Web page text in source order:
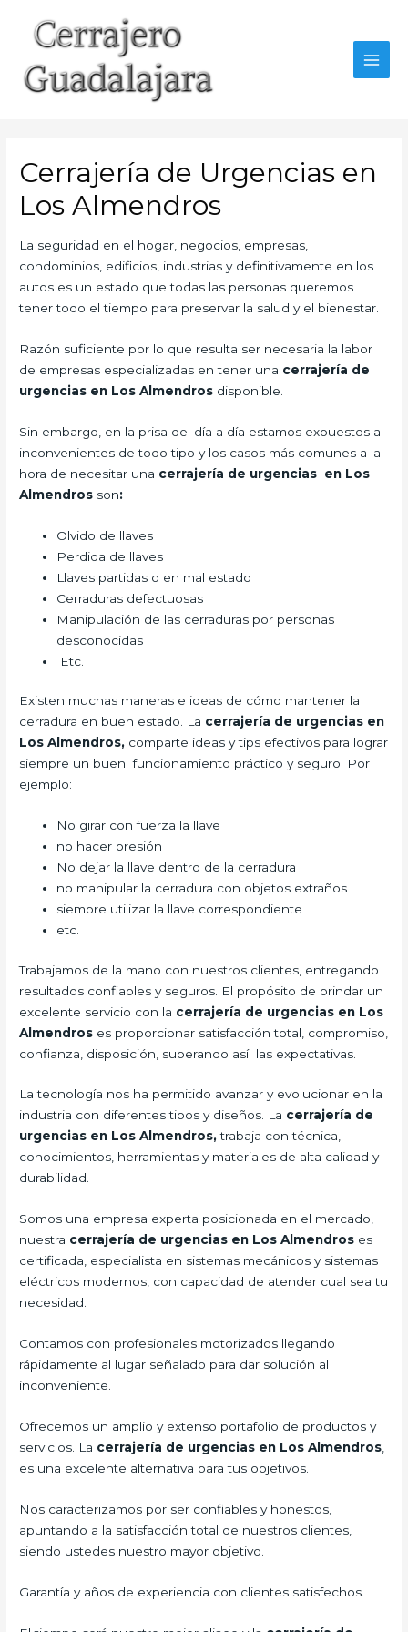
contenido
Cerrajería de Urgencias en
Los Almendros
La seguridad en el hogar, negocios, empresas,
condominios, edificios, industrias y definitivamente en los
autos es un estado que todas las personas queremos
tener todo el tiempo para preservar la salud y el bienestar.
Razón suficiente por lo que resulta ser necesaria la labor
de empresas especializadas en tener una cerrajería de
urgencias en Los Almendros disponible.
Sin embargo, en la prisa del día a día estamos expuestos a
inconvenientes de todo tipo y los casos más comunes a la
hora de necesitar una cerrajería de urgencias en Los
Almendros son:
Olvido de llaves
Perdida de llaves
Llaves partidas o en mal estado
Cerraduras defectuosas
Manipulación de las cerraduras por personas
desconocidas
Etc.
Existen muchas maneras e ideas de cómo mantener la
cerradura en buen estado. La cerrajería de urgencias en
Los Almendros, comparte ideas y tips efectivos para lograr
siempre un buen funcionamiento práctico y seguro. Por
ejemplo:
No girar con fuerza la llave
no hacer presión
No dejar la llave dentro de la cerradura
no manipular la cerradura con objetos extraños
siempre utilizar la llave correspondiente
etc.
Trabajamos de la mano con nuestros clientes, entregando
resultados confiables y seguros. El propósito de brindar un
excelente servicio con la cerrajería de urgencias en Los
Almendros es proporcionar satisfacción total, compromiso,
confianza, disposición, superando así las expectativas.
La tecnología nos ha permitido avanzar y evolucionar en la
industria con diferentes tipos y diseños. La cerrajería de
urgencias en Los Almendros,trabaja con técnica,
conocimientos, herramientas y materiales de alta calidad y
durabilidad.
Somos una empresa experta posicionada en el mercado,
nuestra cerrajería de urgencias en Los Almendros es
certificada, especialista en sistemas mecánicos y sistemas
eléctricos modernos, con capacidad de atender cual sea tu
necesidad.
Contamos con profesionales motorizados llegando
rápidamente al lugar señalado para dar solución al
inconveniente.
Ofrecemos un amplio y extenso portafolio de productos y
servicios. La cerrajería de urgencias en Los Almendros
es una excelente alternativa para tus objetivos.
Nos caracterizamos por ser confiables y honestos,
apuntando a la satisfacción total de nuestros clientes,
siendo ustedes nuestro mayor objetivo.
Garantía y años de experiencia con clientes satisfechos.